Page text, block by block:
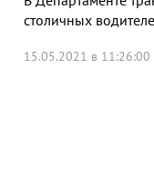
столичных
15.05.2021 в 11:26:00